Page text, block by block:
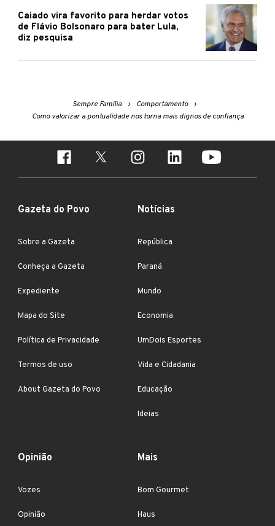
Caiado vira favorito para herdar votos
de Flávio Bolsonaro para bater Lula,
diz pesquisa
Sempre Família
Comportamento
Como valorizar a pontualidade nos torna mais dignos de confiança
Gazeta do Povo
Sobre a Gazeta
Conheça a Gazeta
Expediente
Mapa do Site
Política de Privacidade
Termos de uso
About Gazeta do Povo
Notícias
República
Paraná
Mundo
Economia
UmDois Esportes
Vida e Cidadania
Educação
Ideias
Opinião
Vozes
Opinião
Mais
Bom Gourmet
Haus